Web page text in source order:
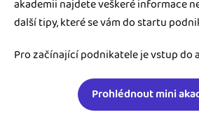
akademii najdete veškeré informace
další tipy, které se vám do startu
Pro začínající podnikatele je vstup do
Prohlédnout mini